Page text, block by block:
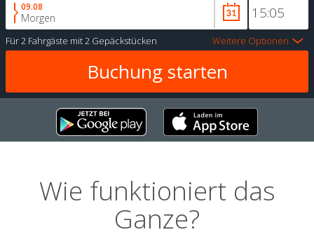
09.08
Morgen
Für2 Fahrgäste mit2 Gepäckstücken Weitere Optionen
Wie funktioniert das
Ganze?